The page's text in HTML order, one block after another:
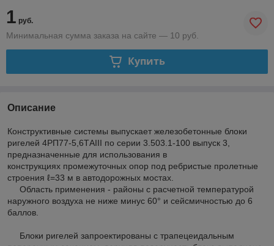
1 руб.
Минимальная сумма заказа на сайте — 10 руб.
Купить
Описание
Конструктивные системы выпускает железобетонные блоки
ригелей 4РП77-5,6ТAIII по серии 3.503.1-100 выпуск 3,
предназначенные для использования в
конструкциях промежуточных опор под ребристые пролетные
строения ℓ=33 м в автодорожных мостах.
Область применения - районы с расчетной температурой
наружного воздуха не ниже минус 60° и сейсмичностью до 6
баллов.
Блоки ригелей запроектированы с трапецеидальным